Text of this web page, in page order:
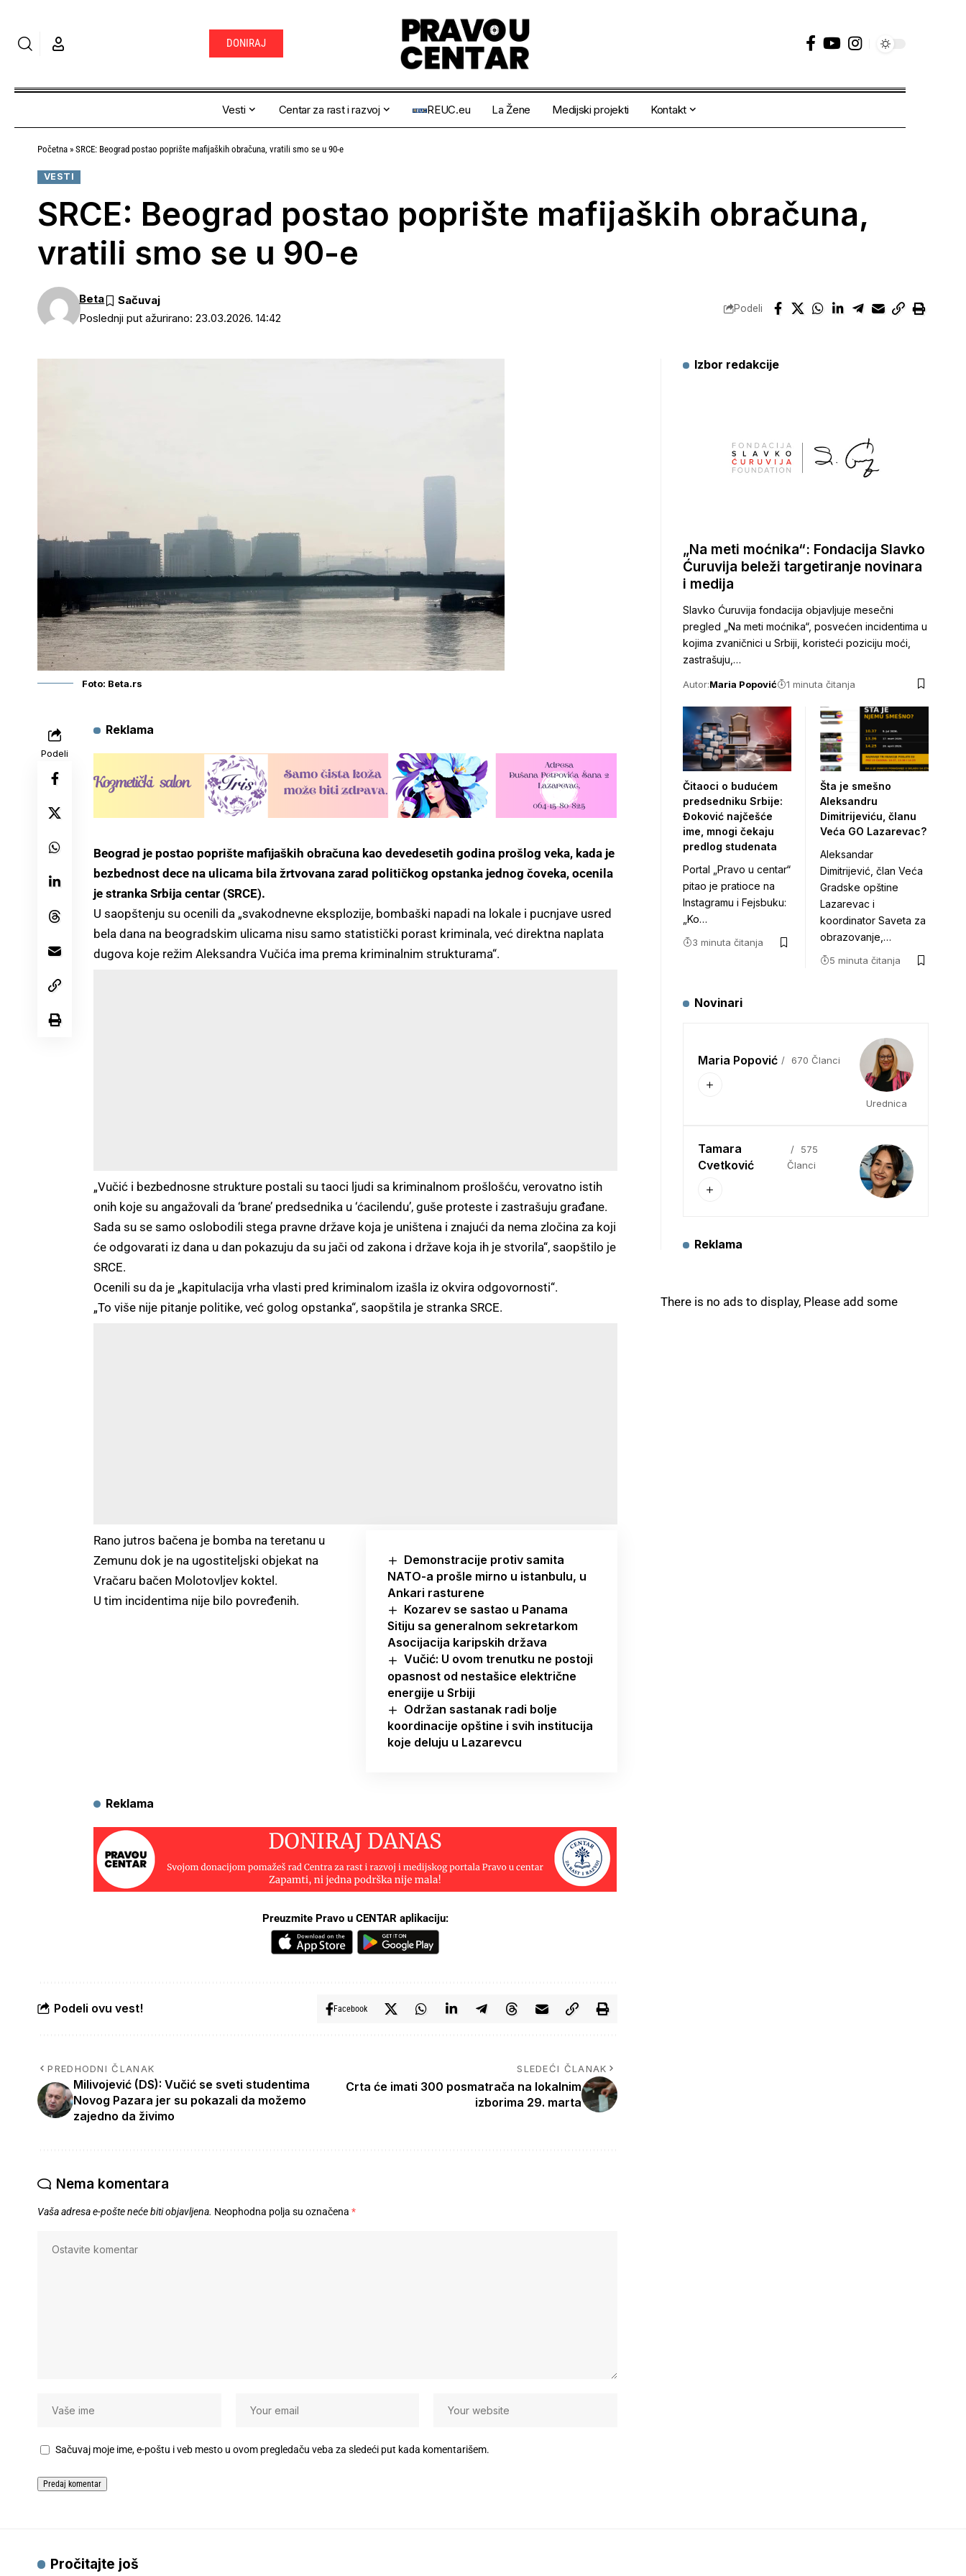
DONIRAJ
Vesti Centar za rast i razvoj REUC.eu La Žene Medijski projekti Kontakt
Početna » SRCE: Beograd postao poprište mafijaških obračuna, vratili smo se u 90-e
VESTI
SRCE: Beograd postao poprište mafijaških obračuna,
vratili smo se u 90-e
Poslednji put ažurirano: 23.03.2026. 14:42
Beta
Podeli
Foto: Beta.rs
Podeli
Reklama
Beograd je postao poprište mafijaških obračuna kao devedesetih godina prošlog veka, kada je
bezbednost dece na ulicama bila žrtvovana zarad političkog opstanka jednog čoveka, ocenila
je stranka Srbija centar (SRCE).
U saopštenju su ocenili da „svakodnevne eksplozije, bombaški napadi na lokale i pucnjave usred
bela dana na beogradskim ulicama nisu samo statistički porast kriminala, već direktna naplata
dugova koje režim Aleksandra Vučića ima prema kriminalnim strukturama“.
„Vučić i bezbednosne strukture postali su taoci ljudi sa kriminalnom prošlošću, verovatno istih
onih koje su angažovali da ‘brane’ predsednika u ‘ćacilendu’, guše proteste i zastrašuju građane.
Sada su se samo oslobodili stega pravne države koja je uništena i znajući da nema zločina za koji
će odgovarati iz dana u dan pokazuju da su jači od zakona i države koja ih je stvorila“, saopštilo je
SRCE.
Ocenili su da je „kapitulacija vrha vlasti pred kriminalom izašla iz okvira odgovornosti“.
„To više nije pitanje politike, već golog opstanka“, saopštila je stranka SRCE.
Demonstracije protiv samita
NATO-a prošle mirno u istanbulu, u
Ankari rasturene
Kozarev se sastao u Panama
Sitiju sa generalnom sekretarkom
Asocijacija karipskih država
Vučić: U ovom trenutku ne postoji
opasnost od nestašice električne
energije u Srbiji
Održan sastanak radi bolje
koordinacije opštine i svih institucija
koje deluju u Lazarevcu
Rano jutros bačena je bomba na teretanu u
Zemunu dok je na ugostiteljski objekat na
Vračaru bačen Molotovljev koktel.
U tim incidentima nije bilo povređenih.
Reklama
Preuzmite Pravo u CENTAR aplikaciju:
Podeli ovu vest! Facebook
PREDHODNI ČLANAK
Milivojević (DS): Vučić se sveti studentima
Novog Pazara jer su pokazali da možemo
zajedno da živimo
SLEDEĆI ČLANAK
Crta će imati 300 posmatrača na lokalnim
izborima 29. marta
Nema komentara
Vaša adresa e-pošte neće biti objavljena. Neophodna polja su označena *
Sačuvaj moje ime, e-poštu i veb mesto u ovom pregledaču veba za sledeći put kada komentarišem.
Izbor redakcije
„Na meti moćnika“: Fondacija Slavko
Ćuruvija beleži targetiranje novinara
i medija
Slavko Ćuruvija fondacija objavljuje mesečni
pregled „Na meti moćnika“, posvećen incidentima u
kojima zvaničnici u Srbiji, koristeći poziciju moći,
zastrašuju,…
Autor:Maria Popović 1 minuta čitanja
Čitaoci o budućem
predsedniku Srbije:
Đoković najčešće
ime, mnogi čekaju
predlog studenata
Portal „Pravo u centar“
pitao je pratioce na
Instagramu i Fejsbuku:
„Ko…
3 minuta čitanja
Šta je smešno
Aleksandru
Dimitrijeviću, članu
Veća GO Lazarevac?
Aleksandar
Dimitrijević, član Veća
Gradske opštine
Lazarevac i
koordinator Saveta za
obrazovanje,…
5 minuta čitanja
Novinari
Maria Popović 670 Članci
Urednica
Tamara
Cvetković
575
Članci
Reklama
There is no ads to display, Please add some
Pročitajte još